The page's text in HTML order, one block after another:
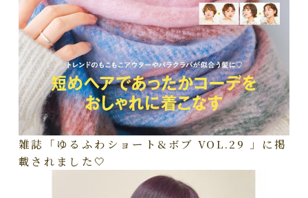
雑誌「ゆるふわショート&ボブ VOL.29 」に掲
載されました🤍